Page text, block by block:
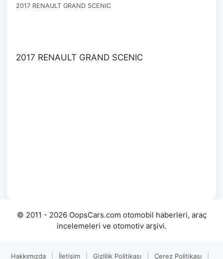
2017 RENAULT GRAND SCENIC
2017 RENAULT GRAND SCENIC
© 2011 - 2026 OopsCars.com otomobil haberleri, araç
incelemeleri ve otomotiv arşivi.
Hakkımızda İletişim Gizlilik Politikası Çerez Politikası